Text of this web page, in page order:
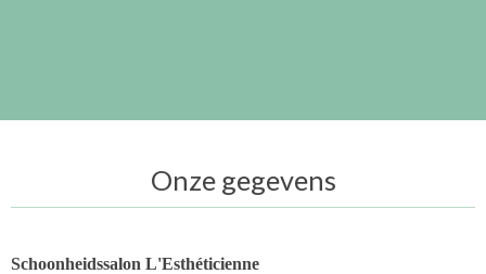
Onze gegevens
Schoonheidssalon L'Esthéticienne